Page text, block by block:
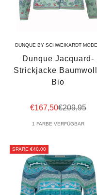
DUNQUE BY SCHWEIKARDT
Dunque Jacquard-
Strickjacke
Bio
Angebot
€167,50Regulärer
€209,95
1 FARBE VERFÜGBAR
SPARE €40,00